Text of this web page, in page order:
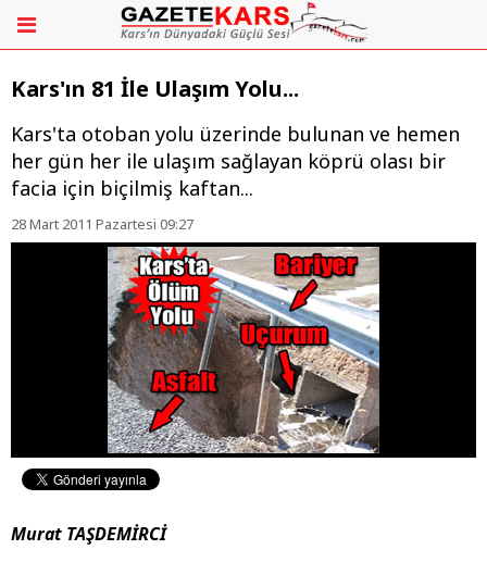
Kars'ın 81 İle Ulaşım Yolu...
Kars'ta otoban yolu üzerinde bulunan ve hemen
her gün her ile ulaşım sağlayan köprü olası bir
facia için biçilmiş kaftan...
28 Mart 2011 Pazartesi 09:27
Murat TAŞDEMİRCİ